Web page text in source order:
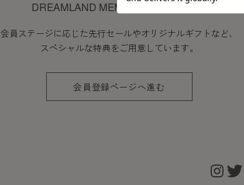
DREAMLAND MEMBERS PROGRAM
会員ステージに応じた先行セールやオリジナルギフトなど、
スペシャルな特典をご用意しています。
会員登録ページへ進む